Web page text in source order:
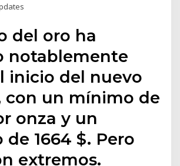
del oro ha
notablemente
inicio del nuevo
con un mínimo de
onza y un
1664 $. Pero
extremos.